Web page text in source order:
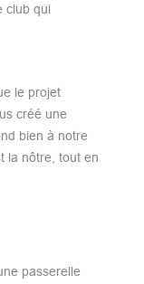
club qui
le projet
créé une
bien à notre
la nôtre, tout en
passerelle